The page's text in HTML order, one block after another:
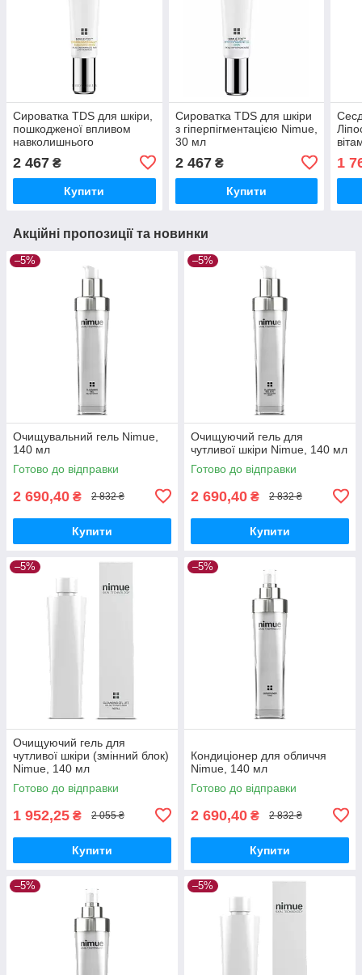
Сироватка TDS для шкіри,
пошкодженої впливом
навколишнього
середовища Nimue, 30 мл
2 467 ₴
Купити
Сироватка TDS для шкіри
з гіперпігментацією Nimue,
30 мл
2 467₴
Купити
мл
1
Акційні пропозиції та новинки
–5%
Очищувальний гель Nimue,
140 мл
Готово до відправки
2 690,40 ₴ 2 832 ₴
Купити
–5%
Очищуючий гель для
чутливої шкіри Nimue, 140 мл
Готово до відправки
2 690,40 ₴ 2 832 ₴
Купити
–5%
Очищуючий гель для
чутливої шкіри (змінний блок)
Nimue, 140 мл
Готово до відправки
1 952,25 ₴ 2 055 ₴
Купити
–5%
Кондиціонер для обличчя
Nimue, 140 мл
Готово до відправки
2 690,40 ₴ 2 832 ₴
Купити
–5% –5%